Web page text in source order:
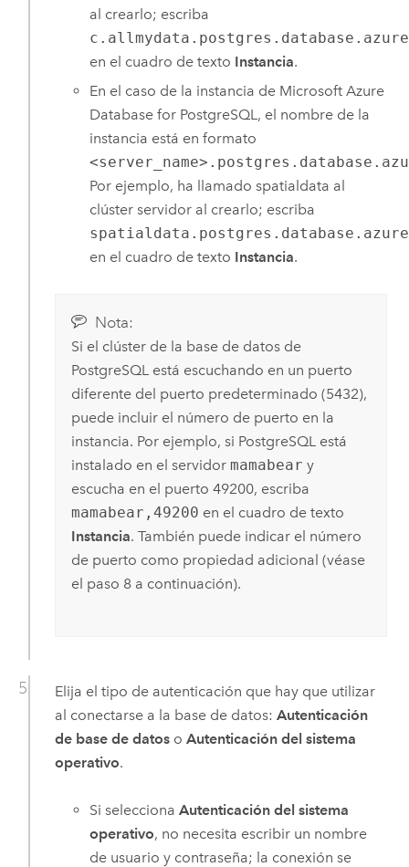
al crearlo; escriba
en el cuadro de texto Instancia.
En el caso de la instancia de Microsoft Azure
Database for PostgreSQL, el nombre de la
instancia está en formato
Por ejemplo, ha llamado spatialdata al
clúster servidor al crearlo; escriba
en el cuadro de texto Instancia.
Nota:
Si el clúster de la base de datos de
PostgreSQLestá escuchando en un puerto
diferente del puerto predeterminado (5432),
puede incluir el número de puerto en la
instancia. Por ejemplo, si PostgreSQLestá
instalado en el servidor mamabear y
escucha en el puerto 49200, escriba
mamabear,49200 en el cuadro de texto
Instancia. También puede indicar el número
de puerto como propiedad adicional (véase
el paso 8 a continuación).
Elija el tipo de autenticación que hay que utilizar
al conectarse a la base de datos: Autenticación
de base de datoso Autenticación del sistema
operativo.
Si seleccionaAutenticación del sistema
operativo, no necesita escribir un nombre
de usuario y contraseña; la conexión se